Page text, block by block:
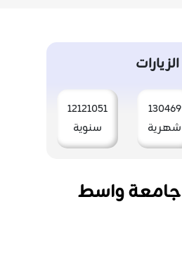
الزيارات
130469
شهرية
12121051
سنوية
جامعة واسط